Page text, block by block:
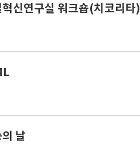
신연구실 워크숍(치코리타)
날